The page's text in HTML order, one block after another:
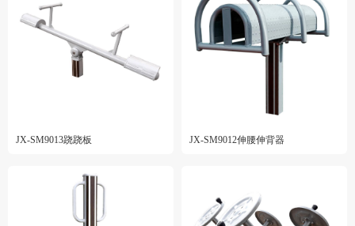
JX-SM9013跷跷板 JX-SM9012伸腰伸背器